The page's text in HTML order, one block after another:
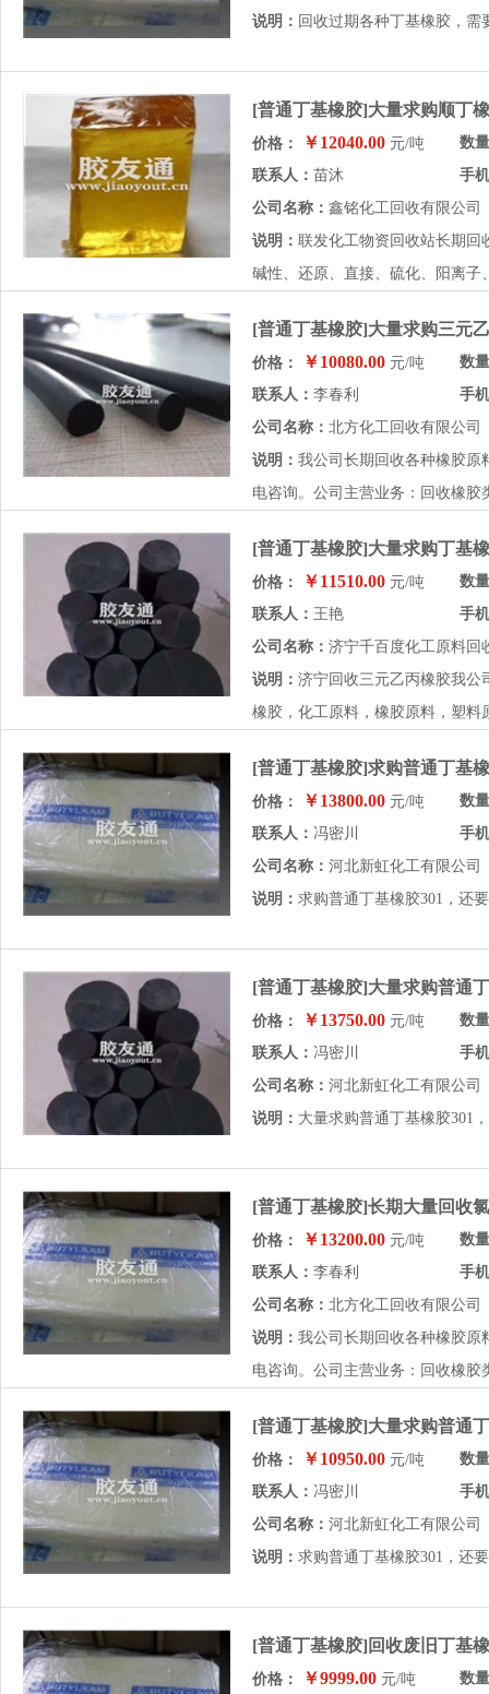
说明： 回收过期各种丁基橡胶，需
[普通丁基橡胶]大量求购顺丁
价格： ￥12040.00 元/吨
数
联系人： 苗沐
手
公司名称： 鑫铭化工回收有限公司
说明： 联发化工物资回收站长期
碱性、还原、直接、硫化、阳离
[普通丁基橡胶]大量求购三元
价格： ￥10080.00 元/吨
数
联系人： 李春利
手
公司名称： 北方化工回收有限公司
说明： 我公司长期回收各种橡胶原
电咨询。公司主营业务：回收橡
[普通丁基橡胶]大量求购丁基
价格： ￥11510.00 元/吨
数
联系人： 王艳
手
公司名称： 济宁千百度化工原料回
说明： 济宁回收三元乙丙橡胶我公
橡胶，化工原料，橡胶原料，塑
[普通丁基橡胶]求购普通丁基
价格： ￥13800.00 元/吨
数
联系人： 冯密川
手
公司名称： 河北新虹化工有限公司
说明： 求购普通丁基橡胶301，还
[普通丁基橡胶]大量求购普通
价格： ￥13750.00 元/吨
数
联系人： 冯密川
手
公司名称： 河北新虹化工有限公司
说明： 大量求购普通丁基橡胶301
[普通丁基橡胶]长期大量回收
价格： ￥13200.00 元/吨
数
联系人： 李春利
手
公司名称： 北方化工回收有限公司
说明： 我公司长期回收各种橡胶原
电咨询。公司主营业务：回收橡
[普通丁基橡胶]大量求购普通
价格： ￥10950.00 元/吨
数
联系人： 冯密川
手
公司名称： 河北新虹化工有限公司
说明： 求购普通丁基橡胶301，还
[普通丁基橡胶]回收废旧丁基
价格： ￥9999.00 元/吨 数